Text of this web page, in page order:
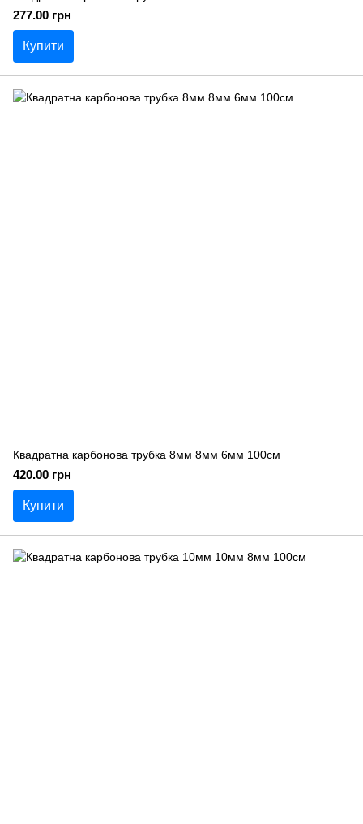
277.00 грн
Купити
Квадратна карбонова трубка 8мм 8мм 6мм 100см
420.00 грн
Купити